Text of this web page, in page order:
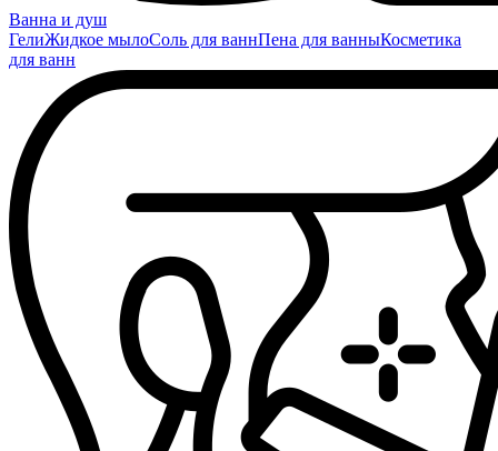
Ванна и душ
ГелиЖидкое мылоСоль для ваннПена для ванныКосметика
для ванн